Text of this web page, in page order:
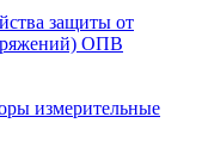
защиты от
ОПВ
измерительные